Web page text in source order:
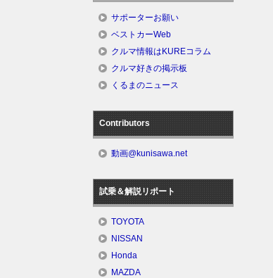
サポーターお願い
ベストカーWeb
クルマ情報はKUREコラム
クルマ好きの掲示板
くるまのニュース
Contributors
動画@kunisawa.net
試乗＆解説リポート
TOYOTA
NISSAN
Honda
MAZDA